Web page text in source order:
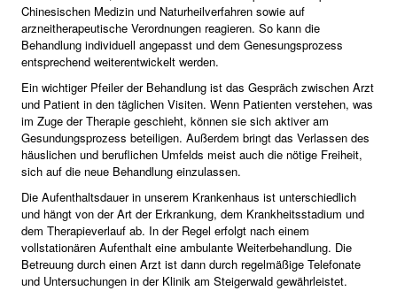
Chinesischen Medizin und Naturheilverfahren sowie auf
arzneitherapeutische Verordnungen reagieren. So kann die
Behandlung individuell angepasst und dem Genesungsprozess
entsprechend weiterentwickelt werden.
Ein wichtiger Pfeiler der Behandlung ist das Gespräch zwischen Arzt
und Patient in den täglichen Visiten. Wenn Patienten verstehen, was
im Zuge der Therapie geschieht, können sie sich aktiver am
Gesundungsprozess beteiligen. Außerdem bringt das Verlassen des
häuslichen und beruflichen Umfelds meist auch die nötige Freiheit,
sich auf die neue Behandlung einzulassen.
Die Aufenthaltsdauer in unserem Krankenhaus ist unterschiedlich
und hängt von der Art der Erkrankung, dem Krankheitsstadium und
dem Therapieverlauf ab. In der Regel erfolgt nach einem
vollstationären Aufenthalt eine ambulante Weiterbehandlung. Die
Betreuung durch einen Arzt ist dann durch regelmäßige Telefonate
und Untersuchungen in der Klinik am Steigerwald gewährleistet.